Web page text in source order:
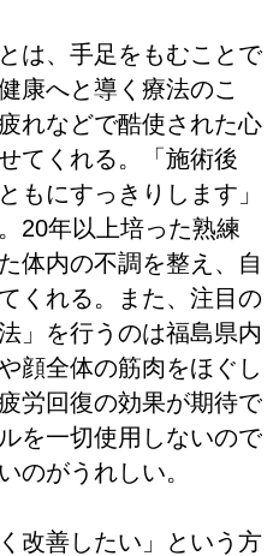
は、手足をもむことで
康へと導く療法のこ
れなどで酷使された心
てくれる。「施術後
もにすっきりします」
20年以上培った熟練
体内の不調を整え、自
くれる。また、注目の
」を行うのは福島県内
顔全体の筋肉をほぐし
労回復の効果が期待で
を一切使用しないので
のがうれしい。
改善したい」という方